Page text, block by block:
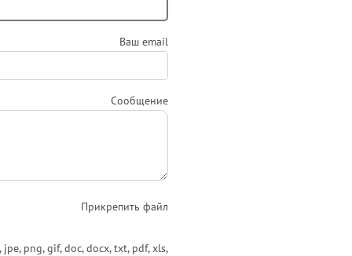
Ваш email
Сообщение
Прикрепить файл
png, gif, doc, docx, txt, pdf, xls,